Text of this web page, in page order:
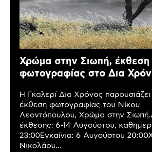
Χρώμα στην Σιωπή, έκθεση
φωτογραφίας στο Δια
Η Γκαλερί Δια Χρόνος παρουσιάζει
έκθεση φωτογραφίας του Νίκου
Λεοντόπουλου, Χρώμα στην
έκθεσης: 6-14 Αυγούστου,
23:00Εγκαίνια: 6 Αυγούστου
Νικολάου...